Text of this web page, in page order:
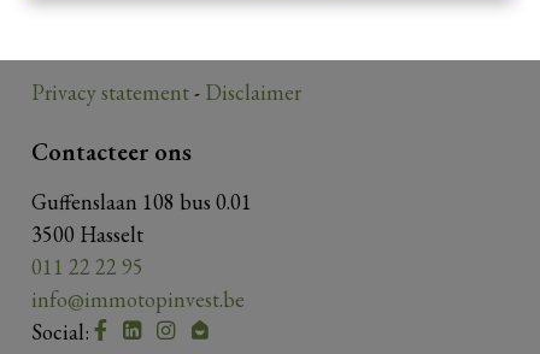
Privacy statement- Disclaimer
Contacteer ons
Guffenslaan 108 bus 0.01
3500 Hasselt
011 22 22 95
info@immotopinvest.be
Social: